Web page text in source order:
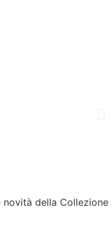
novità della Collezione